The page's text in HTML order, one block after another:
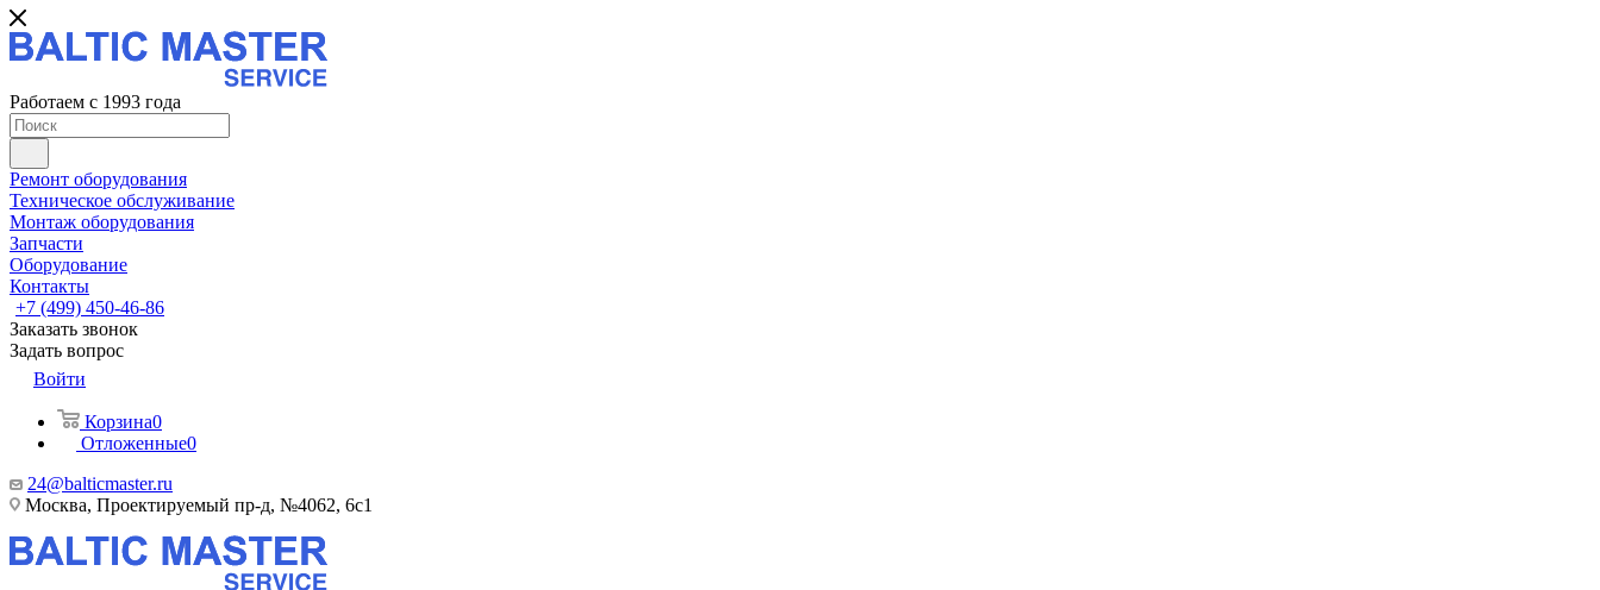
Работаем с 1993 года
Ремонт оборудования
Техническое обслуживание
Монтаж оборудования
Запчасти
Оборудование
Контакты
+7 (499) 450-46-86
Заказать звонок
Задать вопрос
Войти
Корзина0
Отложенные0
24@balticmaster.ru
Москва, Проектируемый пр-д, №4062, 6с1